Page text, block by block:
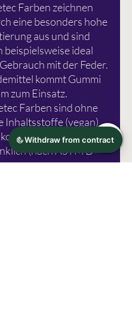
Farben zeichnen
eine besonders hohe
aus und sind
beispielsweise ideal
mit der Feder.
kommt Gummi
zum Einsatz.
Farben sind ohne
Inhaltsstoffe (vegan)
(nach ASTM D